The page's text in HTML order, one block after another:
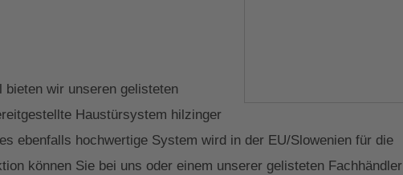
bieten wir unseren gelisteten
Haustürsystem hilzinger
ebenfalls hochwertige System wird in der EU/Slowenien für die
können Sie bei uns oder einem unserer gelisteten Fachhändler